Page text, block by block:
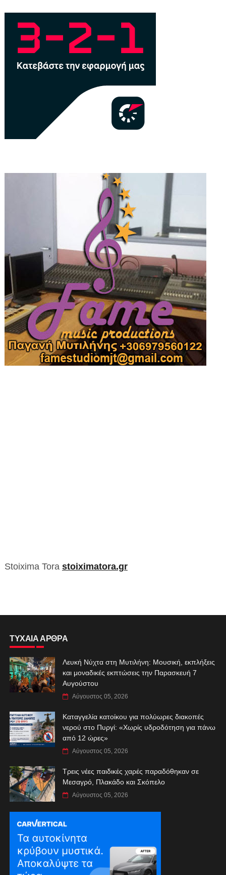
Stoixima Tora stoiximatora.gr
ΤΥΧΑΙΑ ΑΡΘΡΑ
Λευκή Νύχτα στη Μυτιλήνη: Μουσική, εκπλήξεις
και μοναδικές εκπτώσεις την Παρασκευή 7
Αυγούστου
Αύγουστος 05, 2026
Καταγγελία κατοίκου για πολύωρες διακοπές
νερού στο Πυργί: «Χωρίς υδροδότηση για πάνω
από 12 ώρες»
Αύγουστος 05, 2026
Τρεις νέες παιδικές χαρές παραδόθηκαν σε
Μεσαγρό, Πλακάδο και Σκόπελο
Αύγουστος 05, 2026